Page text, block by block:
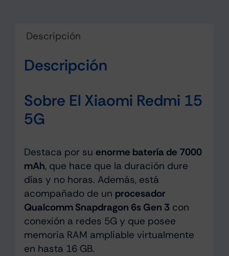
Descripción
Descripción
Sobre El Xiaomi Redmi 15
5G
Destaca por su enorme batería de 7000
mAh, que hace que la duración dure
días y no horas. Además, está
acompañado de un procesador
Qualcomm Snapdragon 6s Gen 3 con
conexión a redes 5G y que posee
memoria RAM ampliable virtualmente
en hasta 16 GB.